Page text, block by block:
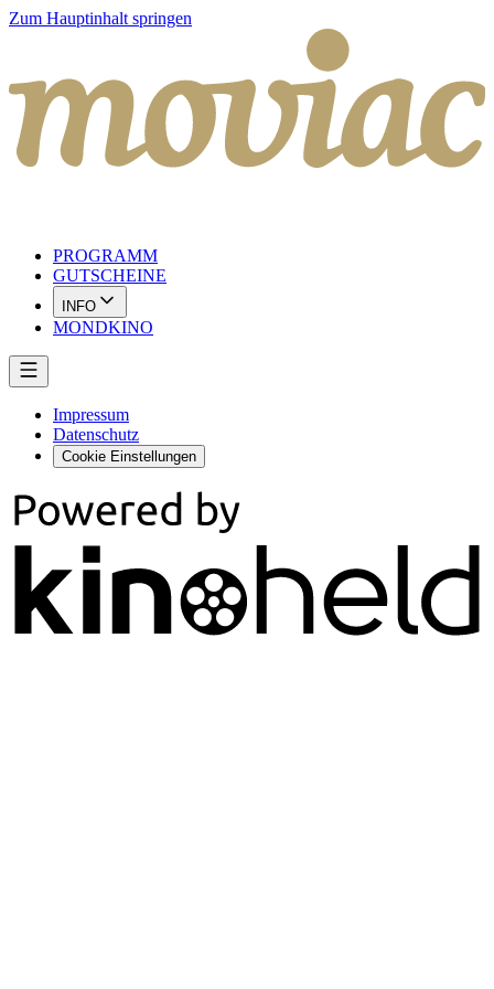
Zum Hauptinhalt springen
PROGRAMM
GUTSCHEINE
INFO
MONDKINO
Impressum
Datenschutz
Cookie Einstellungen